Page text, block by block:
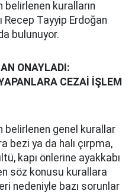
kuralların
Recep Tayyip Erdoğan
bulunuyor.
ONAYLADI:
CEZAİ İŞLEM
belirlenen genel kurallar
bezi ya da halı çırpma,
kapı önlerine ayakkabı
söz konusu kurallara
nedeniyle bazı sorunlar